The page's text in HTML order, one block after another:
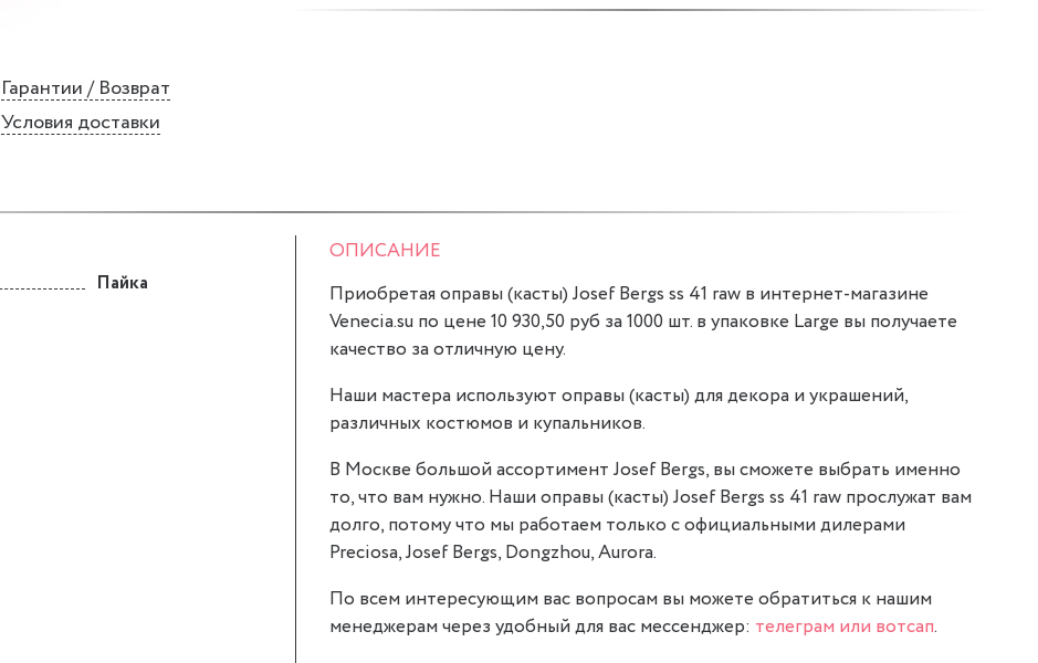
Гарантии / Возврат
Условия доставки
Пайка
ОПИСАНИЕ
Приобретая оправы (касты) Josef Bergs ss 41 raw в интернет-магазине
Venecia.su по цене 10 930,50 руб за 1000 шт. в упаковке Large вы получаете
качество за отличную цену.
Наши мастера используют оправы (касты) для декора и украшений,
различных костюмов и купальников.
В Москве большой ассортимент Josef Bergs, вы сможете выбрать именно
то, что вам нужно. Наши оправы (касты) Josef Bergs ss 41 raw прослужат вам
долго, потому что мы работаем только с официальными дилерами
Preciosa, Josef Bergs, Dongzhou, Aurora.
По всем интересующим вас вопросам вы можете обратиться к нашим
менеджерам через удобный для вас мессенджер: телеграм или вотсап.